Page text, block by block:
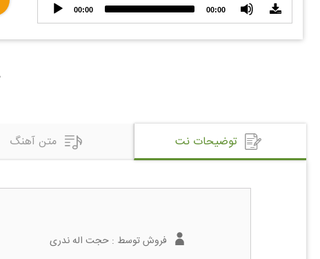
Audio
Player
00:00 00:00
توضیحات نت متن آهنگ
فروش توسط :حجت اله ندری